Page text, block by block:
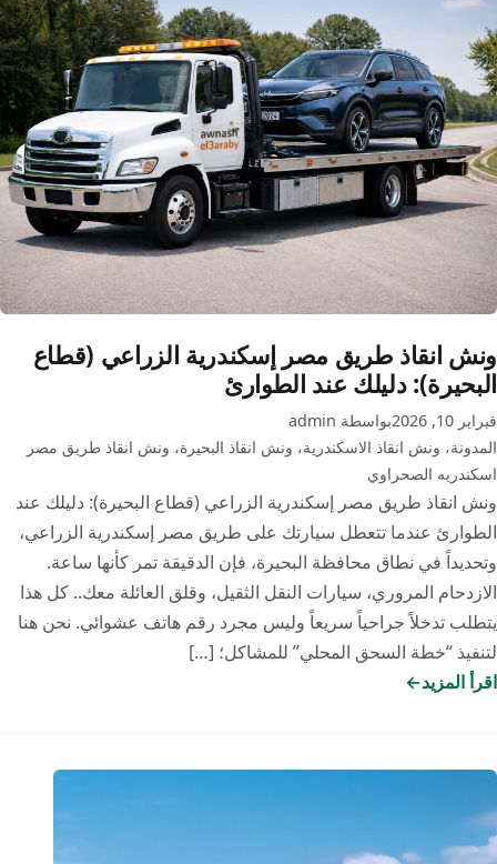
النطرون
والسادات):
تغطية
الكيلو
80
حتى
120
ونش انقاذ طريق مصر إسكندرية الزراعي (قطاع
البحيرة): دليلك عند الطوارئ
فبراير 10, 2026
بواسطة admin
المدونة، ونش انقاذ الاسكندرية، ونش انقاذ البحيرة، ونش انقاذ طريق مصر
اسكندريه الصحراوي
ونش انقاذ طريق مصر إسكندرية الزراعي (قطاع البحيرة): دليلك عند
الطوارئ عندما تتعطل سيارتك على طريق مصر إسكندرية الزراعي،
وتحديداً في نطاق محافظة البحيرة، فإن الدقيقة تمر كأنها ساعة.
الازدحام المروري، سيارات النقل الثقيل، وقلق العائلة معك.. كل هذا
يتطلب تدخلاً جراحياً سريعاً وليس مجرد رقم هاتف عشوائي. نحن هنا
لتنفيذ “خطة السحق المحلي” للمشاكل؛ […]
اقرأ المزيد
ونش
إسكندرية
الزراعي